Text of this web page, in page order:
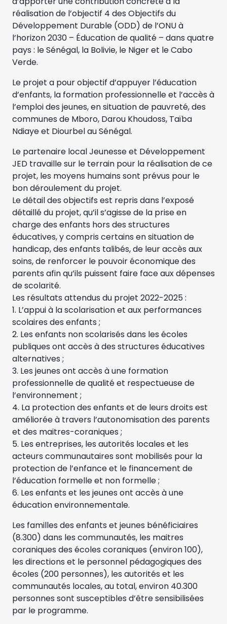
réalisation de l’objectif 4 des Objectifs du
Développement Durable (ODD) de l’ONU à
l’horizon 2030 – Éducation de qualité – dans quatre
pays : le Sénégal, la Bolivie, le Niger et le Cabo
Verde.
Le projet a pour objectif d’appuyer l’éducation
d’enfants, la formation professionnelle et l’accès à
l’emploi des jeunes, en situation de pauvreté, des
communes de Mboro, Darou Khoudoss, Taïba
Ndiaye et Diourbel au Sénégal.
Le partenaire local Jeunesse et Développement
JED travaille sur le terrain pour la réalisation de ce
projet, les moyens humains sont prévus pour le
bon déroulement du projet.
Le détail des objectifs est repris dans l’exposé
détaillé du projet, qu’il s’agisse de la prise en
charge des enfants hors des structures
éducatives, y compris certains en situation de
handicap, des enfants talibés, de leur accès aux
soins, de renforcer le pouvoir économique des
parents afin qu’ils puissent faire face aux dépenses
de scolarité.
Les résultats attendus du projet 2022-2025 :
1. L’appui à la scolarisation et aux performances
scolaires des enfants ;
2. Les enfants non scolarisés dans les écoles
publiques ont accès à des structures éducatives
alternatives ;
3. Les jeunes ont accès à une formation
professionnelle de qualité et respectueuse de
l’environnement ;
4. La protection des enfants et de leurs droits est
améliorée à travers l’autonomisation des parents
et des maitres-coraniques ;
5. Les entreprises, les autorités locales et les
acteurs communautaires sont mobilisés pour la
protection de l’enfance et le financement de
l’éducation formelle et non formelle ;
6. Les enfants et les jeunes ont accès à une
éducation environnementale.
Les familles des enfants et jeunes bénéficiaires
(8.300) dans les communautés, les maitres
coraniques des écoles coraniques (environ 100),
les directions et le personnel pédagogiques des
écoles (200 personnes), les autorités et les
communautés locales, au total, environ 40.300
personnes sont susceptibles d’être sensibilisées
par le programme.